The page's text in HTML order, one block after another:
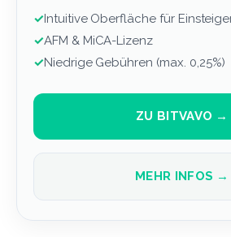
✓Intuitive Oberfläche für
✓AFM & MiCA-Lizenz
✓Niedrige Gebühren (max. 0,25%)
ZU BITVAVO →
MEHR INFOS →